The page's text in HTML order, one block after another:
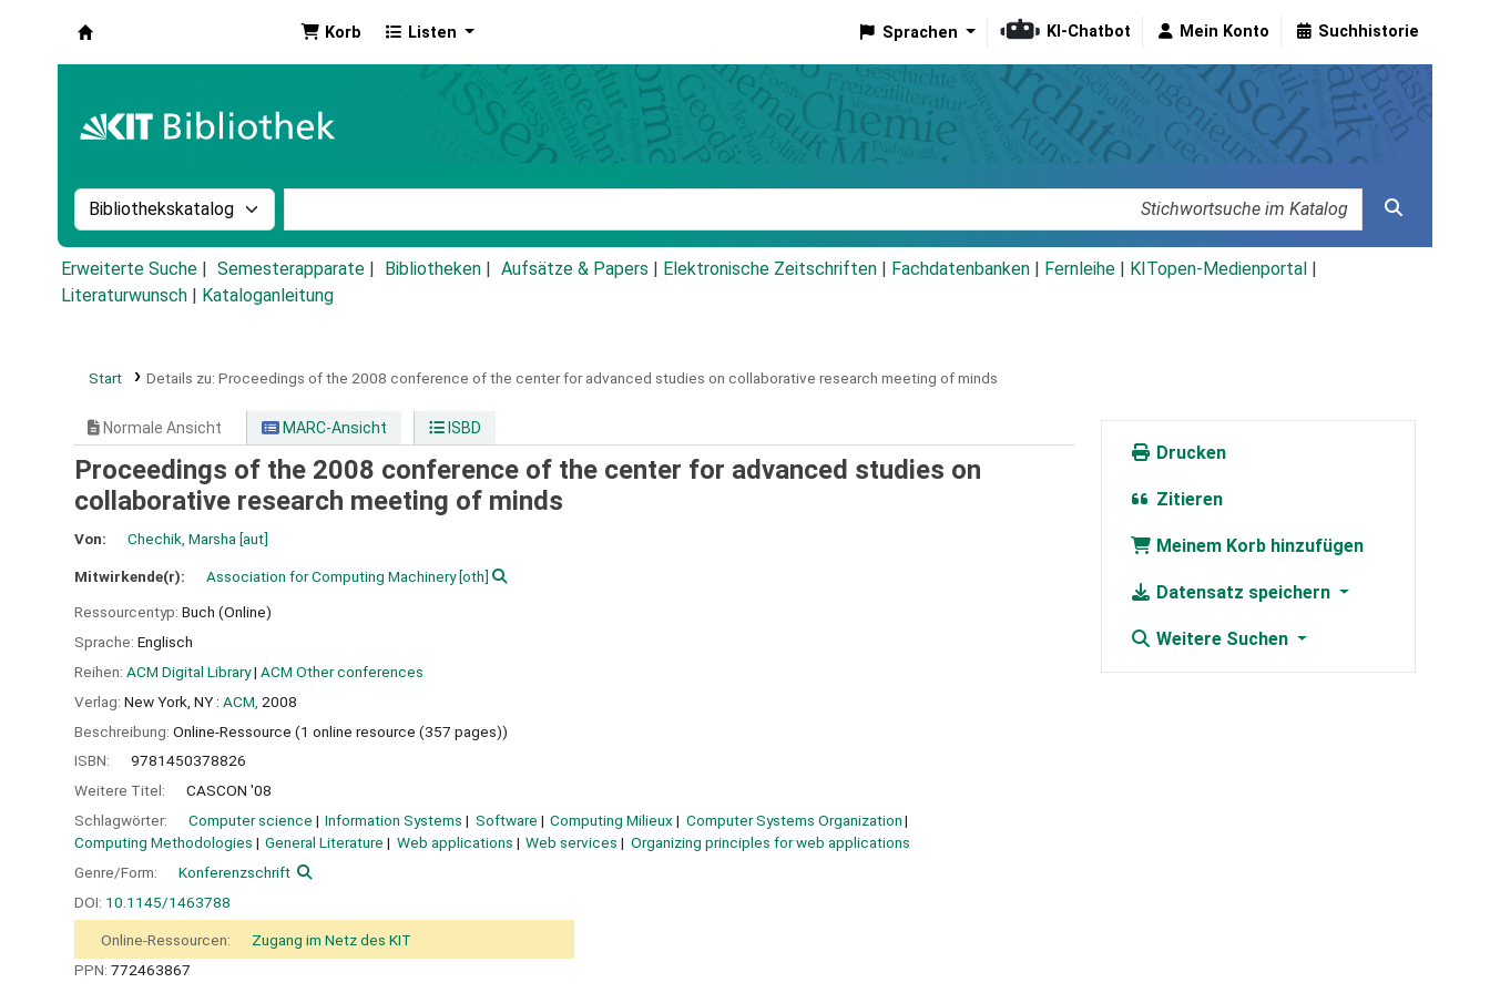
Korb Listen Sprachen KI-Chatbot Mein Konto Suchhistorie
Suche im Katalog nach:
Erweiterte Suche Semesterapparate Bibliotheken Aufsätze & Papers Elektronische Zeitschriften Fachdatenbanken Fernleihe KITopen-Medienportal
Literaturwunsch
Kataloganleitung
Start Details zu: Proceedings of the 2008 conference of the center for advanced studies on collaborative research meeting of minds
Normale Ansicht MARC-Ansicht ISBD
Proceedings of the 2008 conference of the center for advanced studies on
collaborative research meeting of minds
Von: Chechik, Marsha [aut]
Mitwirkende(r): Association for Computing Machinery[oth]
Ressourcentyp: Buch (Online)
Sprache: Englisch
Reihen: ACM Digital Library| ACM Other conferences
Verlag: New York, NY : ACM, 2008
Beschreibung: Online-Ressource (1 online resource (357 pages))
ISBN:
9781450378826
Weitere Titel:
CASCON '08
Schlagwörter:
Computer science Information Systems Software Computing Milieux
Computer Systems Organization
Computing Methodologies
General Literature Web applications Web services
Organizing principles for web applications
Genre/Form:
Konferenzschrift
DOI: 10.1145/1463788
Online-Ressourcen:
Zugang im Netz des KIT
PPN: 772463867
Drucken
Zitieren
Meinem Korb hinzufügen
Datensatz speichern
Weitere Suchen